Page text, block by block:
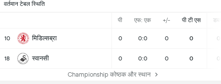
वर्तमान टेबल स्थिति
पी एफ: एक +/- पी टी एस
10 मिडिल्सब्रा 0 0:0 0 0 0
18 स्वानसी 0 0:0 0 0 0
Championship कोष्ठक और स्थान